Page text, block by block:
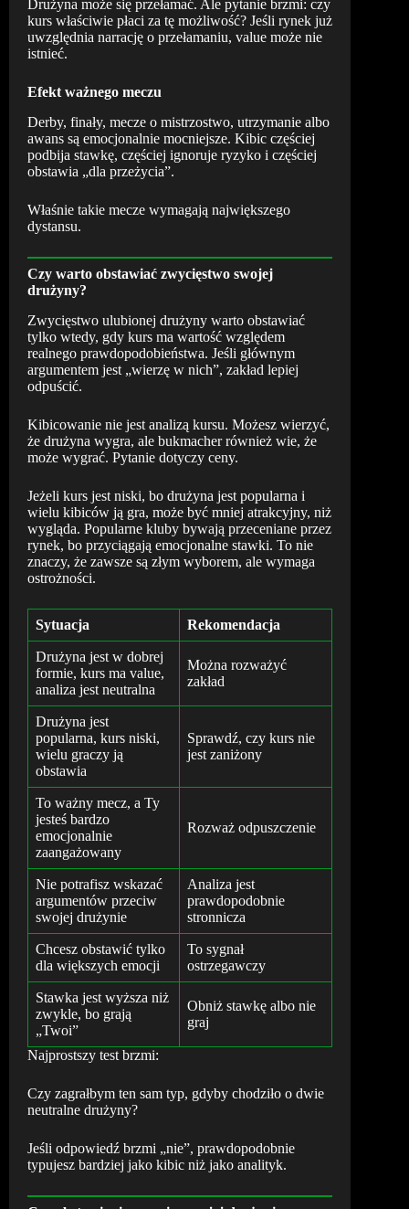
Drużyna może się przełamać. Ale pytanie brzmi: czy
kurs właściwie płaci za tę możliwość? Jeśli rynek już
uwzględnia narrację o przełamaniu, value może nie
istnieć.
Efekt ważnego meczu
Derby, finały, mecze o mistrzostwo, utrzymanie albo
awans są emocjonalnie mocniejsze. Kibic częściej
podbija stawkę, częściej ignoruje ryzyko i częściej
obstawia „dla przeżycia”.
Właśnie takie mecze wymagają największego
dystansu.
Czy warto obstawiać zwycięstwo swojej
drużyny?
Zwycięstwo ulubionej drużyny warto obstawiać
tylko wtedy, gdy kurs ma wartość względem
realnego prawdopodobieństwa. Jeśli głównym
argumentem jest „wierzę w nich”, zakład lepiej
odpuścić.
Kibicowanie nie jest analizą kursu. Możesz wierzyć,
że drużyna wygra, ale bukmacher również wie, że
może wygrać. Pytanie dotyczy ceny.
Jeżeli kurs jest niski, bo drużyna jest popularna i
wielu kibiców ją gra, może być mniej atrakcyjny, niż
wygląda. Popularne kluby bywają przeceniane przez
rynek, bo przyciągają emocjonalne stawki. To nie
znaczy, że zawsze są złym wyborem, ale wymaga
ostrożności.
Sytuacja Rekomendacja
Drużyna jest w dobrej
formie, kurs ma value,
analiza jest neutralna
Można rozważyć
zakład
Drużyna jest
popularna, kurs niski,
wielu graczy ją
obstawia
Sprawdź, czy kurs nie
jest zaniżony
To ważny mecz, a Ty
jesteś bardzo
emocjonalnie
zaangażowany
Rozważ odpuszczenie
Nie potrafisz wskazać
argumentów przeciw
swojej drużynie
Analiza jest
prawdopodobnie
stronnicza
Chcesz obstawić tylko
dla większych emocji
To sygnał
ostrzegawczy
Stawka jest wyższa niż
zwykle, bo grają
„Twoi”
Obniż stawkę albo nie
graj
Najprostszy test brzmi:
Czy zagrałbym ten sam typ, gdyby chodziło o dwie
neutralne drużyny?
Jeśli odpowiedź brzmi „nie”, prawdopodobnie
typujesz bardziej jako kibic niż jako analityk.